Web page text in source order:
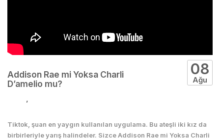
Addison Rae mi Yoksa Charli
D’amelio mu?
,
08
Ağu
Tiktok, şuan en yaygın kullanılan uygulama. Bu ateşli iki kız da
birbirleriyle yarış halindeler. Sizce Addison Rae mi Yoksa Charli